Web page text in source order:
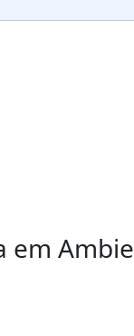
em